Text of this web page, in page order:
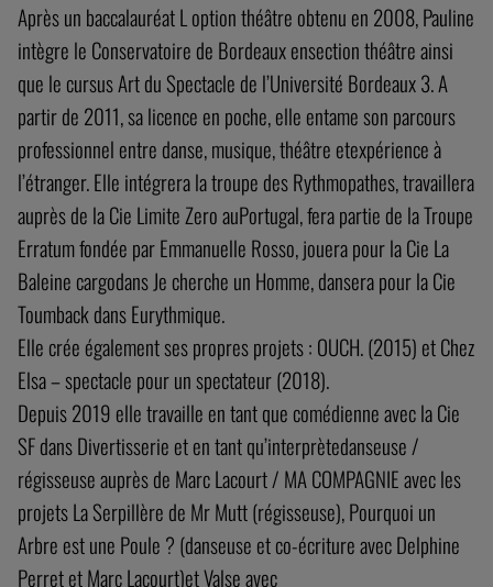
Après un baccalauréat L option théâtre obtenu en 2008, Pauline
intègre le Conservatoire de Bordeaux ensection théâtre ainsi
que le cursus Art du Spectacle de l’Université Bordeaux 3. A
partir de 2011, sa licence en poche, elle entame son parcours
professionnel entre danse, musique, théâtre etexpérience à
l’étranger. Elle intégrera la troupe des Rythmopathes, travaillera
auprès de la Cie Limite Zero auPortugal, fera partie de la Troupe
Erratum fondée par Emmanuelle Rosso, jouera pour la Cie La
Baleine cargodans Je cherche un Homme, dansera pour la Cie
Toumback dans Eurythmique.
Elle crée également ses propres projets : OUCH. (2015) et Chez
Elsa – spectacle pour un spectateur (2018).
Depuis 2019 elle travaille en tant que comédienne avec la Cie
SF dans Divertisserie et en tant qu’interprètedanseuse /
régisseuse auprès de Marc Lacourt / MA COMPAGNIE avec les
projets La Serpillère de Mr Mutt (régisseuse), Pourquoi un
Arbre est une Poule ? (danseuse et co-écriture avec Delphine
Perret et Marc Lacourt)et Valse avec